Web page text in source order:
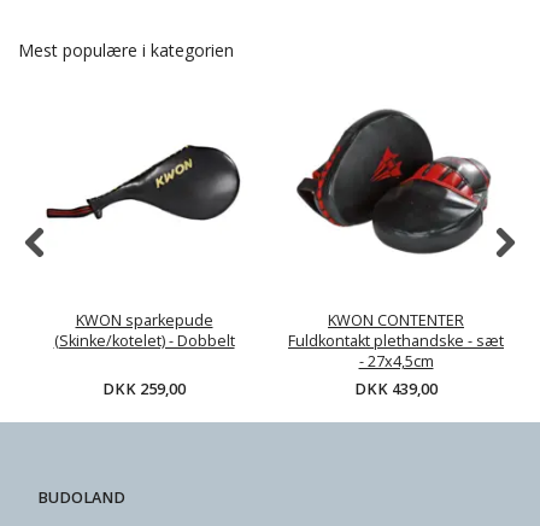
Mest populære i kategorien
KWON sparkepude
(Skinke/kotelet) - Dobbelt
DKK 259,00
KWON CONTENTER
Fuldkontakt plethandske - sæt
- 27x4,5cm
DKK 439,00
BUDOLAND